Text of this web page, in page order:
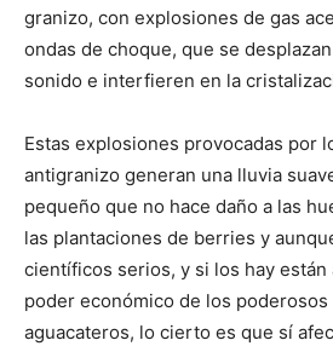
granizo, con explosiones de gas
ondas de choque, que se
sonido e interfieren en la
Estas explosiones provocadas por
antigranizo generan una lluvia
pequeño que no hace daño a las
las plantaciones de berries y
científicos serios, y si los hay están
poder económico de los
aguacateros, lo cierto es que sí